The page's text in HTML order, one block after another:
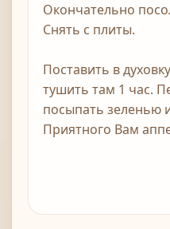
Окончательно
Снять с плиты.
Поставить в
тушить там 1 час.
посыпать зеленью
Приятного Вам